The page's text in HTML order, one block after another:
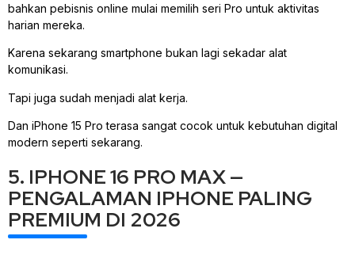
bahkan pebisnis online mulai memilih seri Pro untuk aktivitas
harian mereka.
Karena sekarang smartphone bukan lagi sekadar alat
komunikasi.
Tapi juga sudah menjadi alat kerja.
Dan iPhone 15 Pro terasa sangat cocok untuk kebutuhan digital
modern seperti sekarang.
5. IPHONE 16 PRO MAX —
PENGALAMAN IPHONE PALING
PREMIUM DI 2026